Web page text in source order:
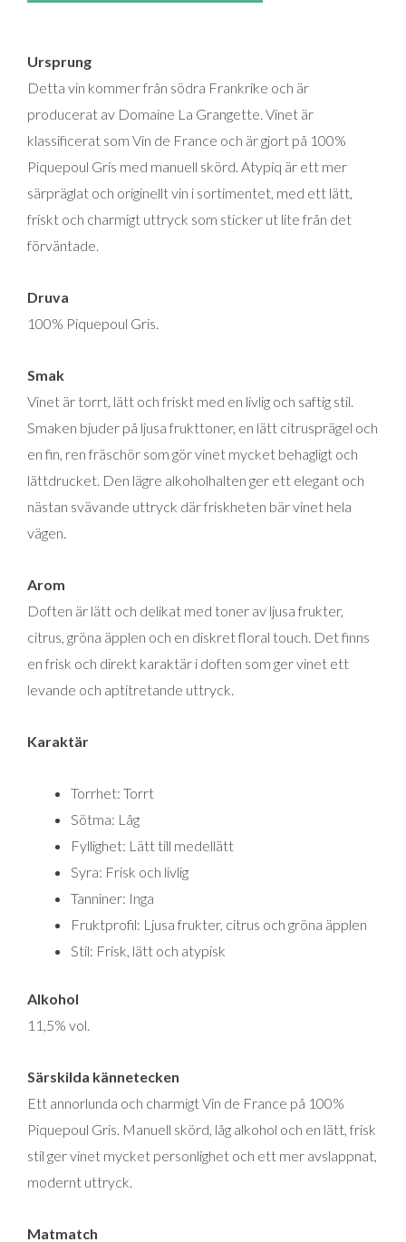
Ursprung
Detta vin kommer från södra Frankrike och är
producerat av Domaine La Grangette. Vinet är
klassificerat som Vin de France och är gjort på 100%
Piquepoul Gris med manuell skörd. Atypiq är ett mer
särpräglat och originellt vin i sortimentet, med ett lätt,
friskt och charmigt uttryck som sticker ut lite från det
förväntade.
Druva
100% Piquepoul Gris.
Smak
Vinet är torrt, lätt och friskt med en livlig och saftig stil.
Smaken bjuder på ljusa frukttoner, en lätt citrusprägel och
en fin, ren fräschör som gör vinet mycket behagligt och
lättdrucket. Den lägre alkoholhalten ger ett elegant och
nästan svävande uttryck där friskheten bär vinet hela
vägen.
Arom
Doften är lätt och delikat med toner av ljusa frukter,
citrus, gröna äpplen och en diskret floral touch. Det finns
en frisk och direkt karaktär i doften som ger vinet ett
levande och aptitretande uttryck.
Karaktär
Torrhet: Torrt
Sötma: Låg
Fyllighet: Lätt till medellätt
Syra: Frisk och livlig
Tanniner: Inga
Fruktprofil: Ljusa frukter, citrus och gröna äpplen
Stil: Frisk, lätt och atypisk
Alkohol
11,5% vol.
Särskilda kännetecken
Ett annorlunda och charmigt Vin de France på 100%
Piquepoul Gris. Manuell skörd, låg alkohol och en lätt, frisk
stil ger vinet mycket personlighet och ett mer avslappnat,
modernt uttryck.
Matmatch